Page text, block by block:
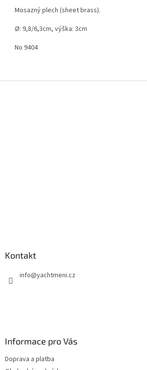
Mosazný plech (sheet brass).
Ø: 9,8/6,3cm, výška: 3cm
No 9404
Kontakt
info@yachtmeni.cz
Informace pro Vás
Doprava a platba